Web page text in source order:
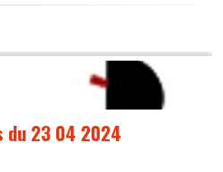
23 04 2024